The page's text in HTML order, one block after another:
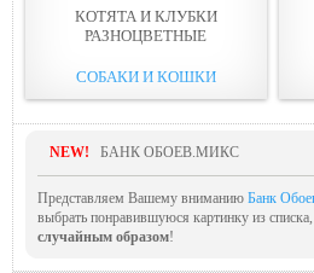
КОТЯТА И КЛУБКИ
РАЗНОЦВEТНЫЕ
СОБАКИ И КОШКИ
NEW! БАНК ОБОЕВ.МИКС
Представляем Вашему вниманию Банк
выбрать понравившуюся картинку из списка,
случайным образом!